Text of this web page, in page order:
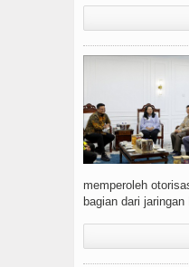
memperoleh
bagian dari